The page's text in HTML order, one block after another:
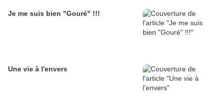
Je me suis bien "Gouré" !!!
Une vie à l'envers